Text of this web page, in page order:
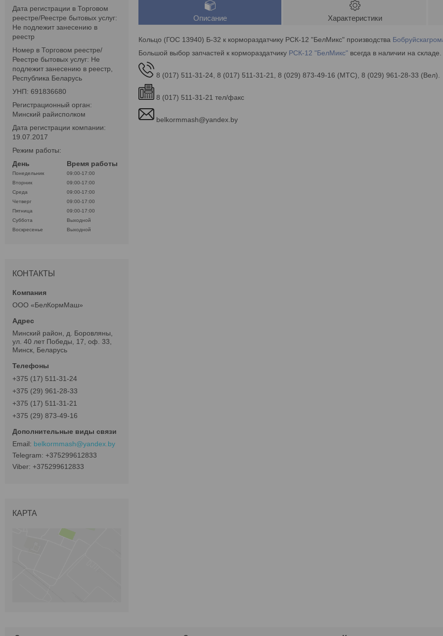
Описание Характеристики
Кольцо (ГОС 13940) Б-32 к кормораздатчику РСК-12 "БелМикс" производства
Большой выбор запчастей к кормораздатчику РСК-12 "БелМикс" всегда в наличии на
8 (017) 511-31-24, 8 (017) 511-31-21, 8 (029) 873-49-16 (МТС), 8 (029) 961-28-33 (Вел).
8 (017) 511-31-21 тел/факс
belkormmash@yandex.by
Дата регистрации в Торговом
реестре/Реестре бытовых услуг:
Не подлежит занесению в
реестр
Номер в Торговом реестре/
Реестре бытовых услуг: Не
подлежит занесению в реестр,
Республика Беларусь
УНП: 691836680
Регистрационный орган:
Минский райисполком
Дата регистрации компании:
19.07.2017
Режим работы:
День
Время работы
Понедельник
09:00-17:00
Вторник
09:00-17:00
Среда
09:00-17:00
Четверг
09:00-17:00
Пятница
09:00-17:00
Суббота
Выходной
Воскресенье
Выходной
КОНТАКТЫ
ООО «БелКормМаш»
Минский район, д. Боровляны,
ул. 40 лет Победы, 17, оф. 33,
Минск, Беларусь
+375 (17) 511-31-24
+375 (29) 961-28-33
+375 (17) 511-31-21
+375 (29) 873-49-16
belkormmash@yandex.by
+375299612833
+375299612833
КАРТА